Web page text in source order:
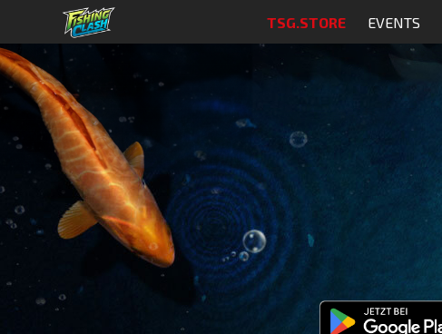
TSG.STORE EVENTS